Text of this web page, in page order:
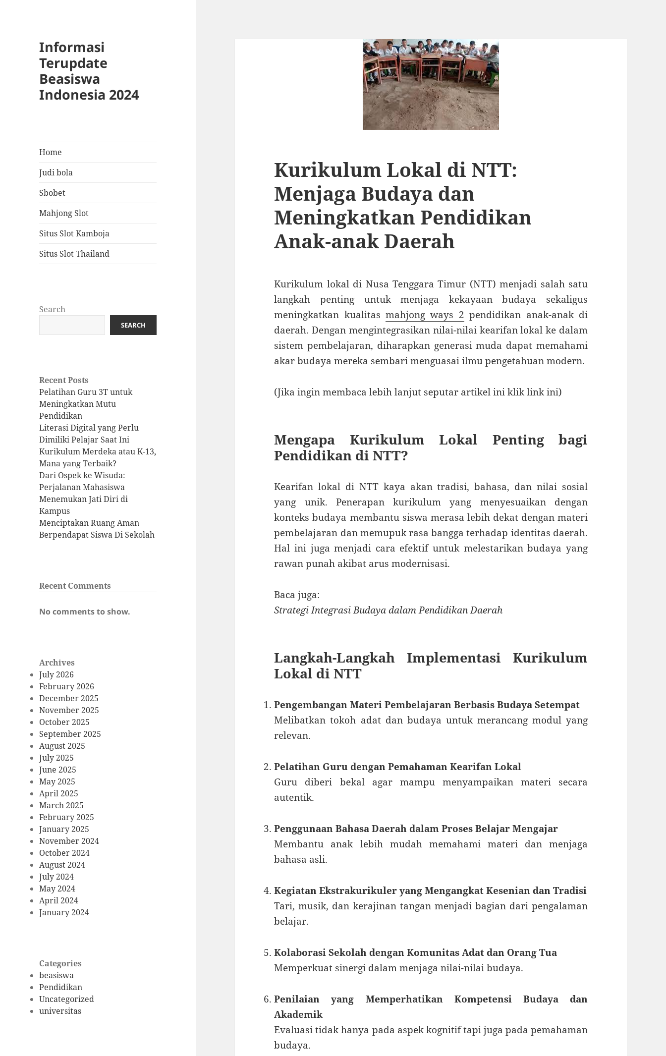
Informasi
Terupdate
Beasiswa
Indonesia 2024
Home
Judi bola
Sbobet
Mahjong Slot
Situs Slot Kamboja
Situs Slot Thailand
Search
SEARCH
Recent Posts
Pelatihan Guru 3T untuk
Meningkatkan Mutu
Pendidikan
Literasi Digital yang Perlu
Dimiliki Pelajar Saat Ini
Kurikulum Merdeka atau K-13,
Mana yang Terbaik?
Dari Ospek ke Wisuda:
Perjalanan Mahasiswa
Menemukan Jati Diri di
Kampus
Menciptakan Ruang Aman
Berpendapat Siswa Di Sekolah
Recent Comments
No comments to show.
Archives
July 2026
February 2026
December 2025
November 2025
October 2025
September 2025
August 2025
July 2025
June 2025
May 2025
April 2025
March 2025
February 2025
January 2025
November 2024
October 2024
August 2024
July 2024
May 2024
April 2024
January 2024
Categories
beasiswa
Pendidikan
Uncategorized
universitas
Kurikulum Lokal di NTT:
Menjaga Budaya dan
Meningkatkan Pendidikan
Anak-anak Daerah
Kurikulum lokal di Nusa Tenggara Timur (NTT) menjadi salah satu
langkah penting untuk menjaga kekayaan budaya sekaligus
meningkatkan kualitasmahjong ways 2 pendidikan anak-anak di
daerah. Dengan mengintegrasikan nilai-nilai kearifan lokal ke dalam
sistem pembelajaran, diharapkan generasi muda dapat memahami
akar budaya mereka sembari menguasai ilmu pengetahuan modern.
(Jika ingin membaca lebih lanjut seputar artikel ini klik link ini)
Mengapa Kurikulum Lokal Penting bagi
Pendidikan di NTT?
Kearifan lokal di NTT kaya akan tradisi, bahasa, dan nilai sosial
yang unik. Penerapan kurikulum yang menyesuaikan dengan
konteks budaya membantu siswa merasa lebih dekat dengan materi
pembelajaran dan memupuk rasa bangga terhadap identitas daerah.
Hal ini juga menjadi cara efektif untuk melestarikan budaya yang
rawan punah akibat arus modernisasi.
Baca juga:
Strategi Integrasi Budaya dalam Pendidikan Daerah
Langkah-Langkah Implementasi Kurikulum
Lokal di NTT
Pengembangan Materi Pembelajaran Berbasis Budaya Setempat
Melibatkan tokoh adat dan budaya untuk merancang modul yang
relevan.
Pelatihan Guru dengan Pemahaman Kearifan Lokal
Guru diberi bekal agar mampu menyampaikan materi secara
autentik.
Penggunaan Bahasa Daerah dalam Proses Belajar Mengajar
Membantu anak lebih mudah memahami materi dan menjaga
bahasa asli.
Kegiatan Ekstrakurikuler yang Mengangkat Kesenian dan Tradisi
Tari, musik, dan kerajinan tangan menjadi bagian dari pengalaman
belajar.
Kolaborasi Sekolah dengan Komunitas Adat dan Orang Tua
Memperkuat sinergi dalam menjaga nilai-nilai budaya.
Penilaian yang Memperhatikan Kompetensi Budaya dan
Akademik
Evaluasi tidak hanya pada aspek kognitif tapi juga pada pemahaman
budaya.